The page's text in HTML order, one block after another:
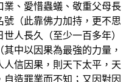
、愛惜蟲蟻、敬重父母長
（此靠佛力加持，更不思
人長久（至少一百多年）
中以因果為最強的力量，
人信因果，則天下太平，天
造罪業而不知；又因對因